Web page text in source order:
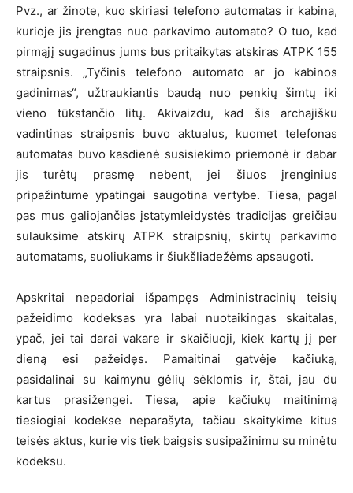
Pvz., ar žinote, kuo skiriasi telefono automatas ir kabina,
kurioje jis įrengtas nuo parkavimo automato? O tuo, kad
pirmąjį sugadinus jums bus pritaikytas atskiras ATPK 155
straipsnis. „Tyčinis telefono automato ar jo kabinos
gadinimas“, užtraukiantis baudą nuo penkių šimtų iki
vieno tūkstančio litų. Akivaizdu, kad šis archajišku
vadintinas straipsnis buvo aktualus, kuomet telefonas
automatas buvo kasdienė susisiekimo priemonė ir dabar
jis turėtų prasmę nebent, jei šiuos įrenginius
pripažintume ypatingai saugotina vertybe. Tiesa, pagal
pas mus galiojančias įstatymleidystės tradicijas greičiau
sulauksime atskirų ATPK straipsnių, skirtų parkavimo
automatams, suoliukams ir šiukšliadežėms apsaugoti.
Apskritai nepadoriai išpampęs Administracinių teisių
pažeidimo kodeksas yra labai nuotaikingas skaitalas,
ypač, jei tai darai vakare ir skaičiuoji, kiek kartų jį per
dieną esi pažeidęs. Pamaitinai gatvėje kačiuką,
pasidalinai su kaimynu gėlių sėklomis ir, štai, jau du
kartus prasižengei. Tiesa, apie kačiukų maitinimą
tiesiogiai kodekse neparašyta, tačiau skaitykime kitus
teisės aktus, kurie vis tiek baigsis susipažinimu su minėtu
kodeksu.